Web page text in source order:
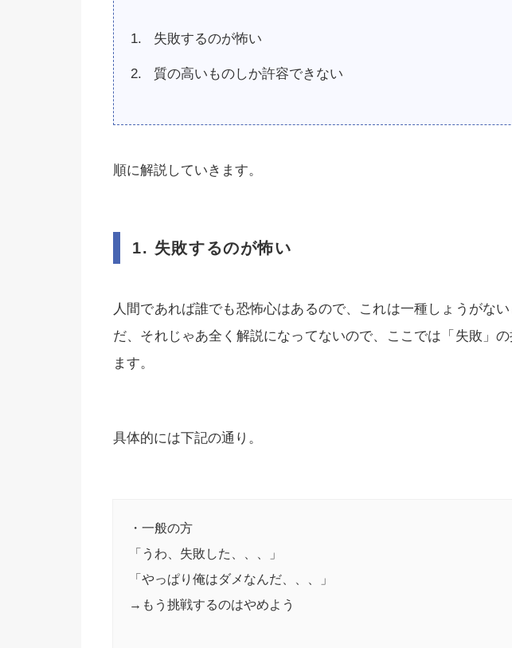
失敗するのが怖い
質の高いものしか許容できない
順に解説していきます。
1. 失敗するのが怖い
人間であれば誰でも恐怖心はあるので、これは一種しょうがな
だ、それじゃあ全く解説になってないので、ここでは「失敗」
ます。
具体的には下記の通り。
・一般の方
「うわ、失敗した、、、」
「やっぱり俺はダメなんだ、、、」
→もう挑戦するのはやめよう